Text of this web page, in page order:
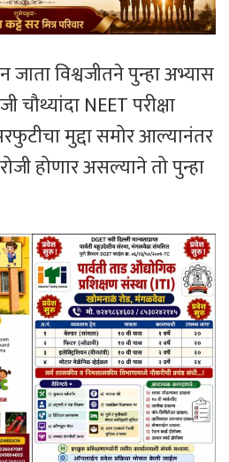
जाता विश्वजीतने पुन्हा अभ्यास
NEET परीक्षा
मुद्दा समोर आल्यानंतर
होणार असल्याने तो पुन्हा